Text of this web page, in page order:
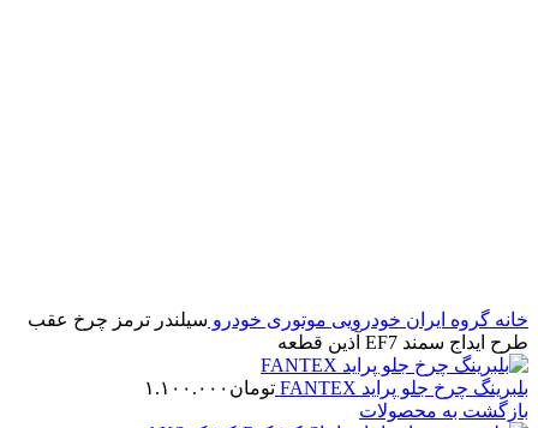
خانه گروه ایران خودرویی موتوری خودرو سیلندر ترمز چرخ عقب
طرح ایداج سمند EF7 آذین قطعه
بلبرینگ چرخ جلو پراید FANTEX تومان ۱.۱۰۰.۰۰۰
بازگشت به محصولات